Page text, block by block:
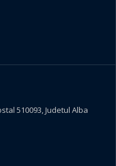
510093, Judetul Alba